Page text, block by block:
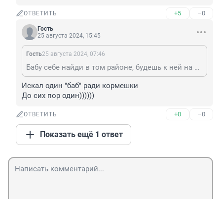
ОТВЕТИТЬ +5 –0
Гость
25 августа 2024, 15:45
Гость25 августа 2024, 07:46
Бабу себе найди в том районе, будешь к ней на обед ходить.
Искал один "баб" ради кормешки
До сих пор один))))))
ОТВЕТИТЬ +0 –0
Показать ещё 1 ответ